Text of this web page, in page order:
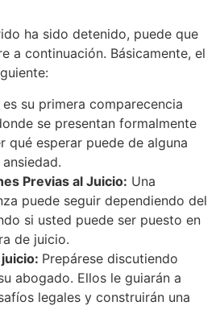
ha sido detenido, puede que
a continuación. Básicamente, el
es su primera comparecencia
se presentan formalmente
qué esperar puede de alguna
Previas al Juicio: Una
puede seguir dependiendo del
si usted puede ser puesto en
de juicio.
Prepárese discutiendo
abogado. Ellos le guiarán a
legales y construirán una